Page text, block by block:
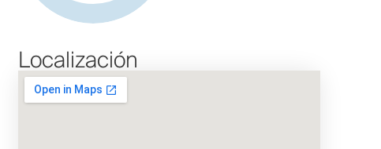
Localización